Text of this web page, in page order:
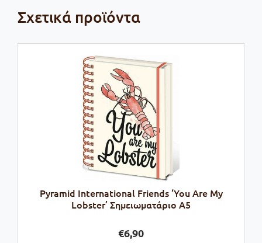
Σχετικά προϊόντα
Pyramid International Friends ‘You Are My
Lobster’ Σημειωματάριο A5
€6,90